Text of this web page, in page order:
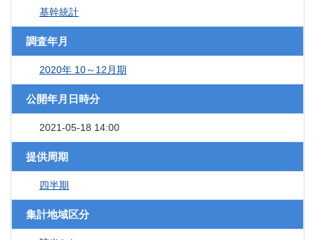
基幹統計
調査年月
2020年 10～12月期
公開年月日時分
2021-05-18 14:00
提供周期
四半期
集計地域区分